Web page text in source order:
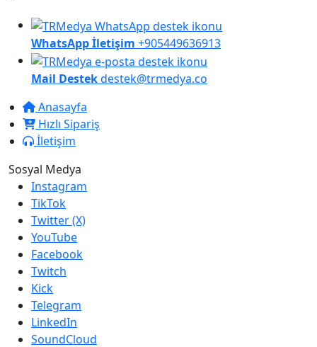
WhatsApp İletişim +905449636913
Mail Destekdestek@trmedya.co
Anasayfa
Hızlı Sipariş
İletişim
Sosyal Medya
Instagram
TikTok
Twitter (X)
YouTube
Facebook
Twitch
Kick
Telegram
LinkedIn
SoundCloud